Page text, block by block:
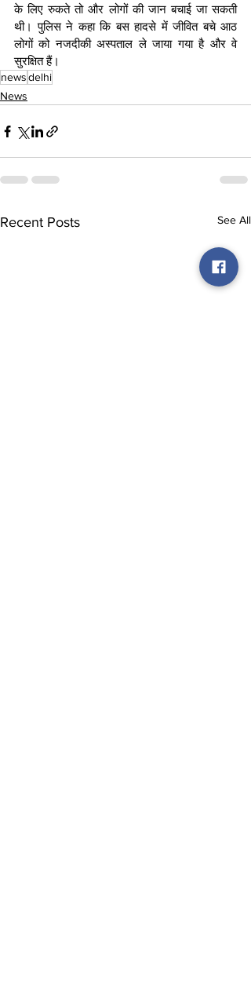
के लिए रुकते तो और लोगों की जान बचाई जा सकती
थी। पुलिस ने कहा कि बस हादसे में जीवित बचे आठ
लोगों को नजदीकी अस्पताल ले जाया गया है और वे
सुरक्षित हैं।
newsdelhi
News
Recent Posts See All